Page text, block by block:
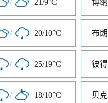
/ 21/9°C 博
/ 20/10°C 布
/ 25/19°C
/ 18/10°C 贝